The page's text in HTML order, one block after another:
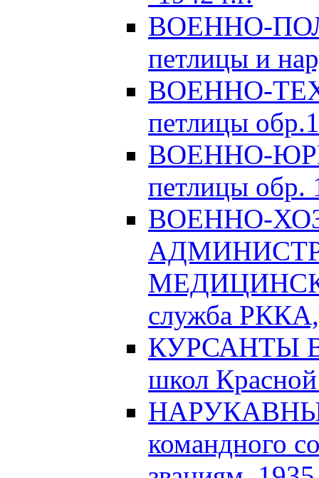
ВОЕННО-
петлицы и
ВОЕННО-
петлицы
ВОЕННО-
петлицы обр.
ВОЕННО-
служба РККА,
КУРСАНТЫ
школ
командного